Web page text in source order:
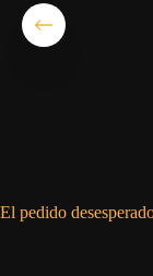
El pedido